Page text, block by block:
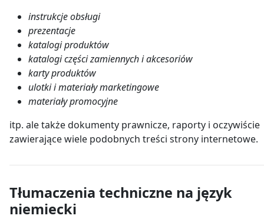
instrukcje obsługi
prezentacje
katalogi produktów
katalogi części zamiennych i akcesoriów
karty produktów
ulotki i materiały marketingowe
materiały promocyjne
itp. ale także dokumenty prawnicze, raporty i oczywiście
zawierające wiele podobnych treści strony internetowe.
Tłumaczenia techniczne na język
niemiecki